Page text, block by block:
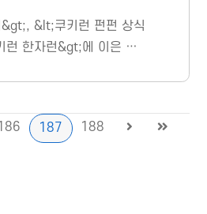
&lt;쿠키런 펀펀 상식
한자런&gt;에 이은 쿠
디 담겨있는 학습만화이
187 188